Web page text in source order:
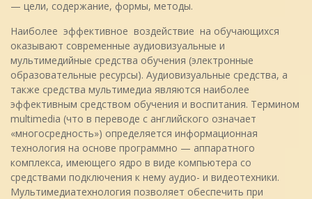
— цели, содержание, формы, методы.
Наиболее эффективное воздействие на обучающихся
оказывают современные аудиовизуальные и
мультимедийные средства обучения (электронные
образовательные ресурсы). Аудиовизуальные средства, а
также средства мультимедиа являются наиболее
эффективным средством обучения и воспитания. Термином
multimedia (что в переводе с английского означает
«многосредность») определяется информационная
технология на основе программно — аппаратного
комплекса, имеющего ядро в виде компьютера со
средствами подключения к нему аудио- и видеотехники.
Мультимедиатехнология позволяет обеспечить при